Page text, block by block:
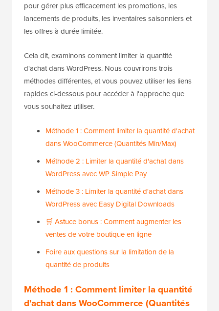
pour gérer plus efficacement les promotions, les
lancements de produits, les inventaires saisonniers et
les offres à durée limitée.
Cela dit, examinons comment limiter la quantité
d'achat dans WordPress. Nous couvrirons trois
méthodes différentes, et vous pouvez utiliser les liens
rapides ci-dessous pour accéder à l'approche que
vous souhaitez utiliser.
Méthode 1 : Comment limiter la quantité d'achat
dans WooCommerce (Quantités Min/Max)
Méthode 2 : Limiter la quantité d'achat dans
WordPress avec WP Simple Pay
Méthode 3 : Limiter la quantité d'achat dans
WordPress avec Easy Digital Downloads
🛒 Astuce bonus : Comment augmenter les
ventes de votre boutique en ligne
Foire aux questions sur la limitation de la
quantité de produits
Méthode 1 : Comment limiter la quantité
d'achat dans WooCommerce (Quantités